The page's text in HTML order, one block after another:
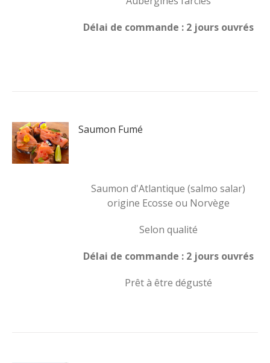
Délai de commande : 2 jours ouvrés
Saumon Fumé
Saumon d'Atlantique (salmo salar)
origine Ecosse ou Norvège
Selon qualité
Délai de commande : 2 jours ouvrés
Prêt à être dégusté